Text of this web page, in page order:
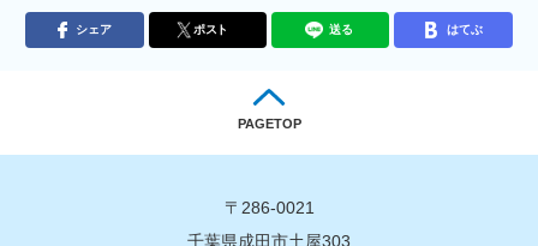
シェア ポスト 送る はてぶ
PAGETOP
〒286-0021
千葉県成田市土屋303